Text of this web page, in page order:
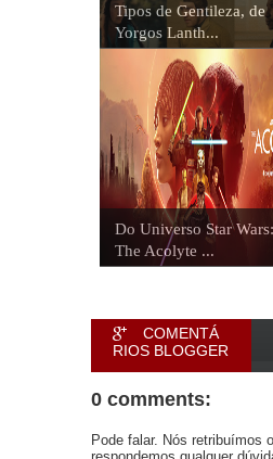
Tipos de Gentileza, de
Yorgos Lanth...
Do Universo Star Wars:
The Acolyte ...
COMENTÁ
RIOS BLOGGER
0 comments:
Pode falar. Nós retribuímos